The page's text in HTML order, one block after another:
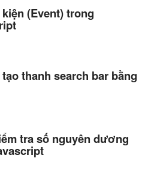
(Event) trong
thanh search bar bằng
tra số nguyên dương